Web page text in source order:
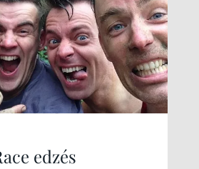
edzés